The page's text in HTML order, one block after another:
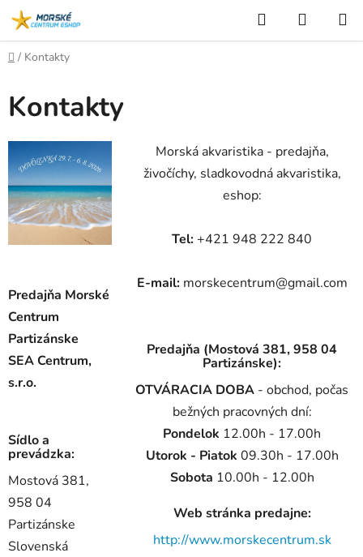
Prejsť
na
obsah
Hľadať
KOŠÍK
Domov
/ Kontakty
Kontakty
Predajňa Morské
Centrum
Partizánske
SEA Centrum,
s.r.o.
Sídlo a
prevádzka:
Mostová 381,
958 04
Partizánske
Slovenská
Morská akvaristika - predajňa,
živočíchy, sladkovodná akvaristika,
eshop:
Tel:+421 948 222 840
E-mail:morskecentrum@gmail.com
Predajňa (Mostová 381, 958 04
Partizánske):
OTVÁRACIA DOBA - obchod, počas
bežných pracovných dní:
Pondelok 12.00h - 17.00h
Utorok - Piatok 09.30h - 17.00h
Sobota 10.00h - 12.00h
Web stránka predajne:
http://www.morskecentrum.sk